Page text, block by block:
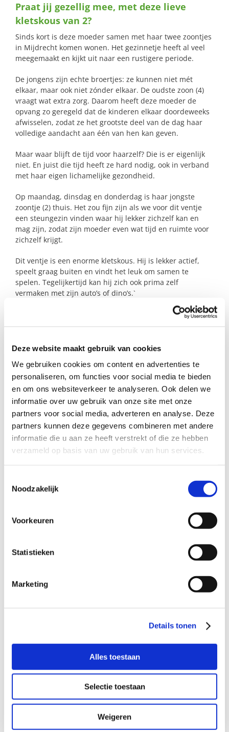
Deze website maakt gebruik van cookies
We gebruiken cookies om content en advertenties te
personaliseren, om functies voor social media te bieden
en om ons websiteverkeer te analyseren. Ook delen we
informatie over uw gebruik van onze site met onze
partners voor social media, adverteren en analyse. Deze
partners kunnen deze gegevens combineren met andere
informatie die u aan ze heeft verstrekt of die ze hebben
verzameld op basis van uw gebruik van hun services.
Noodzakelijk
Voorkeuren
Statistieken
Marketing
Details tonen
Alles toestaan
Selectie toestaan
Weigeren
naar:
Praat jij gezellig mee, met deze lieve
kletskous van 2?
Sinds kort is deze moeder samen met haar twee zoontjes
in Mijdrecht komen wonen. Het gezinnetje heeft al veel
meegemaakt en kijkt uit naar een rustigere periode.
De jongens zijn echte broertjes: ze kunnen niet mét
elkaar, maar ook niet zónder elkaar. De oudste zoon (4)
vraagt wat extra zorg. Daarom heeft deze moeder de
opvang zo geregeld dat de kinderen elkaar doordeweeks
afwisselen, zodat ze het grootste deel van de dag haar
volledige aandacht aan één van hen kan geven.
Maar waar blijft de tijd voor haarzelf? Die is er eigenlijk
niet. En juist die tijd heeft ze hard nodig, ook in verband
met haar eigen lichamelijke gezondheid.
Op maandag, dinsdag en donderdag is haar jongste
zoontje (2) thuis. Het zou fijn zijn als we voor dit ventje
een steungezin vinden waar hij lekker zichzelf kan en
mag zijn, zodat zijn moeder even wat tijd en ruimte voor
zichzelf krijgt.
Dit ventje is een enorme kletskous. Hij is lekker actief,
speelt graag buiten en vindt het leuk om samen te
spelen. Tegelijkertijd kan hij zich ook prima zelf
vermaken met zijn auto’s of dino’s.`
Houd jij ook van kletsen of heb jij thuis ook zo’n gezellige
kletskous rondlopen? Dan zijn jullie misschien wel de
Profiel steungezin
Wij zoeken een steungezin in Mijdrecht of
directe omgeving:
Waar dit lieve ventje een dag(deel) per
week of 1x per twee weken welkom is (bij
voorkeur op maandag, dinsdag of
gezinnen met oudere of jongere kinderen
nodigen we van harte uit om te reageren;
nemen.
of bel 06 – 23 45 87 47.
Hoe werkt Buurtgezinnen?
Bekijk andere zoekprofielen